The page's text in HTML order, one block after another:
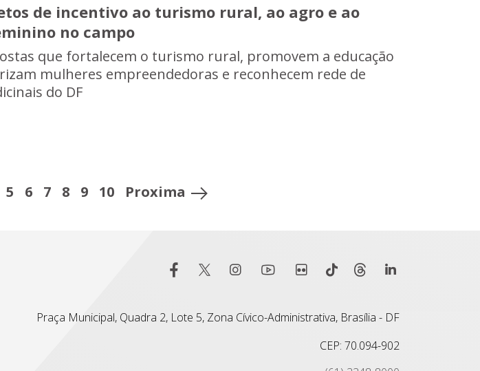
de incentivo ao turismo rural, ao agro e ao
no campo
que fortalecem o turismo rural, promovem a educação
mulheres empreendedoras e reconhecem rede de
do DF
5 6 7 8 9 10 Proxima
Praça Municipal, Quadra 2, Lote 5, Zona Cívico-Administrativa, Brasília - DF
CEP: 70.094-902